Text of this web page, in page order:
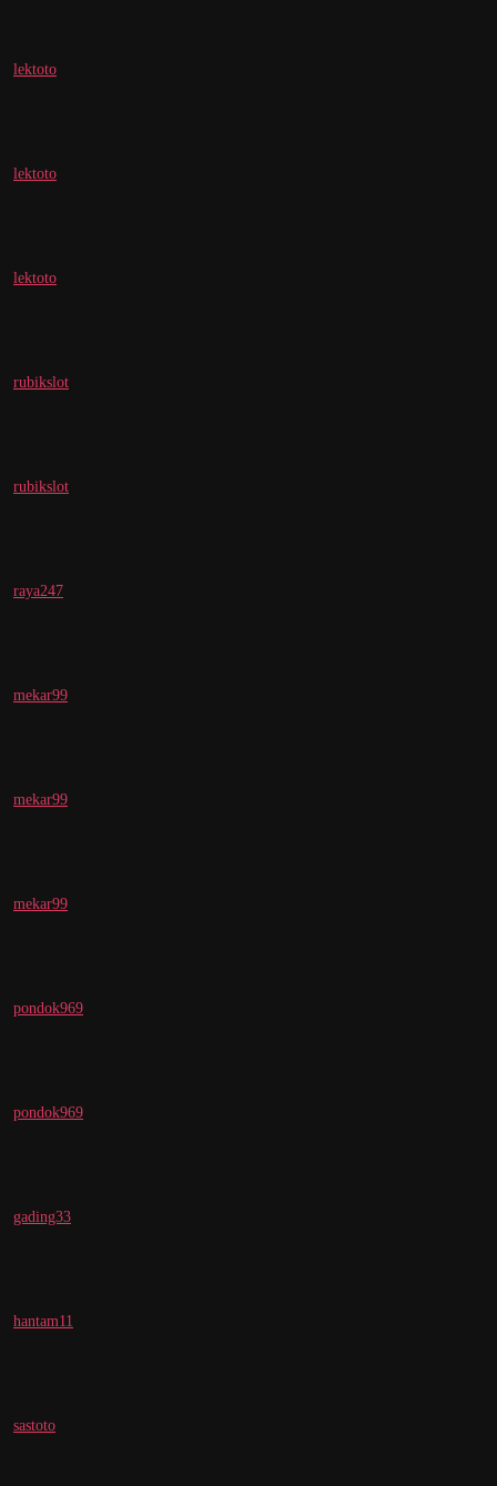
lektoto
lektoto
lektoto
rubikslot
rubikslot
raya247
mekar99
mekar99
mekar99
pondok969
pondok969
gading33
hantam11
sastoto